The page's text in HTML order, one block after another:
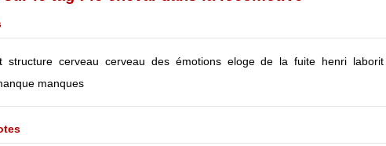
structure cerveau cerveau des émotions eloge de la fuite henri laborit
manques